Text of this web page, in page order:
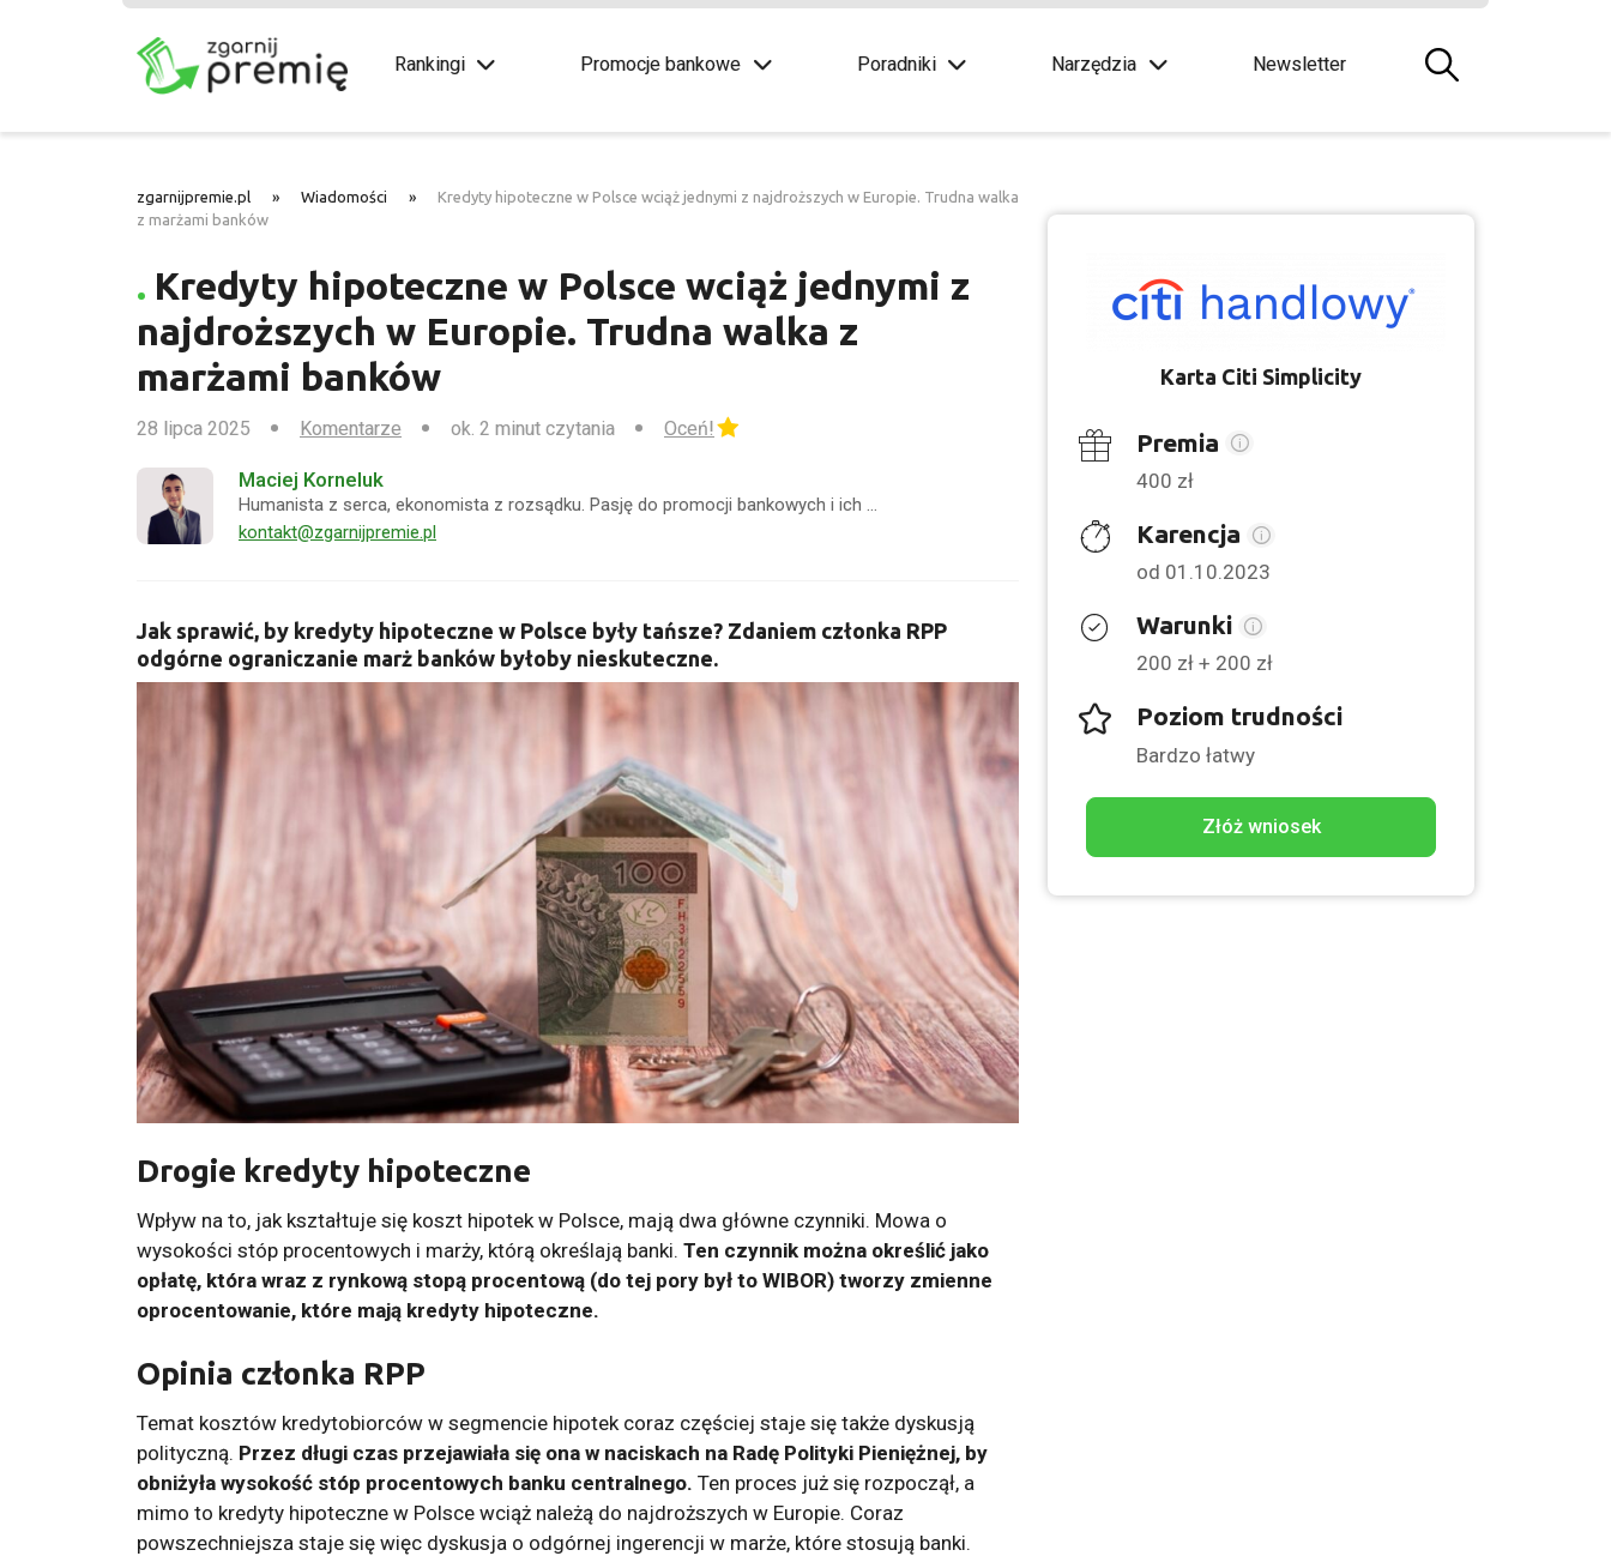
Rankingi Promocje bankowe Poradniki Narzędzia Newsletter
zgarnijpremie.pl » Wiadomości »
Kredyty hipoteczne w Polsce wciąż jednymi z najdroższych w Europie. Trudna walka
z marżami banków
Kredyty hipoteczne w Polsce wciąż jednymi z
najdroższych w Europie. Trudna walka z
marżami banków
28 lipca 2025 Komentarze ok. 2 minut czytania Oceń!
Maciej Korneluk
Humanista z serca, ekonomista z rozsądku. Pasję do promocji bankowych i ich …
kontakt@zgarnijpremie.pl
Jak sprawić, by kredyty hipoteczne w Polsce były tańsze? Zdaniem członka RPP
odgórne ograniczanie marż banków byłoby nieskuteczne.
Drogie kredyty hipoteczne
Wpływ na to, jak kształtuje się koszt hipotek w Polsce, mają dwa główne czynniki. Mowa o
wysokości stóp procentowych i marży, którą określają banki. Ten czynnik można określić jako
opłatę, która wraz z rynkową stopą procentową (do tej pory był to WIBOR) tworzy zmienne
oprocentowanie, które mają kredyty hipoteczne.
Opinia członka RPP
Temat kosztów kredytobiorców w segmencie hipotek coraz częściej staje się także dyskusją
polityczną. Przez długi czas przejawiała się ona w naciskach na Radę Polityki Pieniężnej, by
obniżyła wysokość stóp procentowych banku centralnego. Ten proces już się rozpoczął, a
mimo to kredyty hipoteczne w Polsce wciąż należą do najdroższych w Europie. Coraz
powszechniejsza staje się więc dyskusja o odgórnej ingerencji w marże, które stosują banki.
Karta Citi Simplicity
Premia
400 zł
Karencja
od 01.10.2023
Warunki
200 zł + 200 zł
Poziom trudności
Bardzo łatwy
Złóż wniosek